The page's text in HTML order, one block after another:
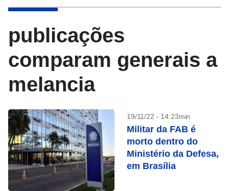
publicações
comparam generais a
melancia
19/11/22 - 14:23min
Militar da FAB é
morto dentro do
Ministério da Defesa,
em Brasília